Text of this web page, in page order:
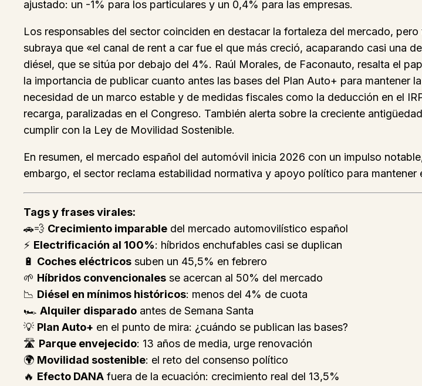
ajustado: un -1% para los particulares y un 0,4% para las empresas.
Los responsables del sector coinciden en destacar la fortaleza del mercado,
subraya que «el canal de rent a car fue el que más creció, acaparando casi una
diésel, que se sitúa por debajo del 4%. Raúl Morales, de Faconauto, resalta el
la importancia de publicar cuanto antes las bases del Plan Auto+ para mantener
necesidad de un marco estable y de medidas fiscales como la deducción en el
recarga, paralizadas en el Congreso. También alerta sobre la creciente
cumplir con la Ley de Movilidad Sostenible.
En resumen, el mercado español del automóvil inicia 2026 con un impulso
embargo, el sector reclama estabilidad normativa y apoyo político para
Tags y frases virales:
🚗💨 Crecimiento imparable del mercado automovilístico español
⚡ Electrificación al 100%: híbridos enchufables casi se duplican
🔋 Coches eléctricos suben un 45,5% en febrero
🌱 Híbridos convencionales se acercan al 50% del mercado
📉 Diésel en mínimos históricos: menos del 4% de cuota
🏎️ Alquiler disparado antes de Semana Santa
💡 Plan Auto+ en el punto de mira: ¿cuándo se publican las bases?
🛣️ Parque envejecido: 13 años de media, urge renovación
🌍 Movilidad sostenible: el reto del consenso político
🔥 Efecto DANA fuera de la ecuación: crecimiento real del 13,5%